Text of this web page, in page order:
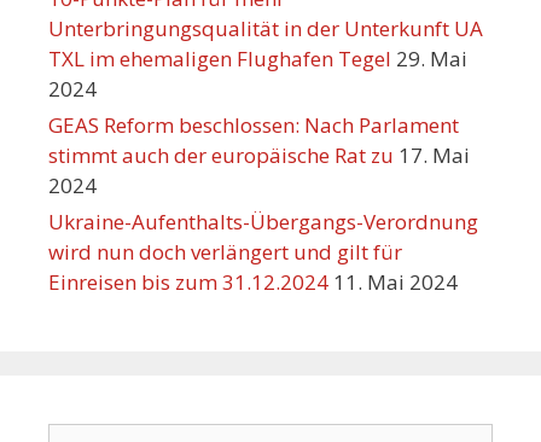
Unterbringungsqualität in der Unterkunft UA
TXL im ehemaligen Flughafen Tegel 29. Mai
2024
GEAS Reform beschlossen: Nach Parlament
stimmt auch der europäische Rat zu 17. Mai
2024
Ukraine-Aufenthalts-Übergangs-Verordnung
wird nun doch verlängert und gilt für
Einreisen bis zum 31.12.2024 11. Mai 2024